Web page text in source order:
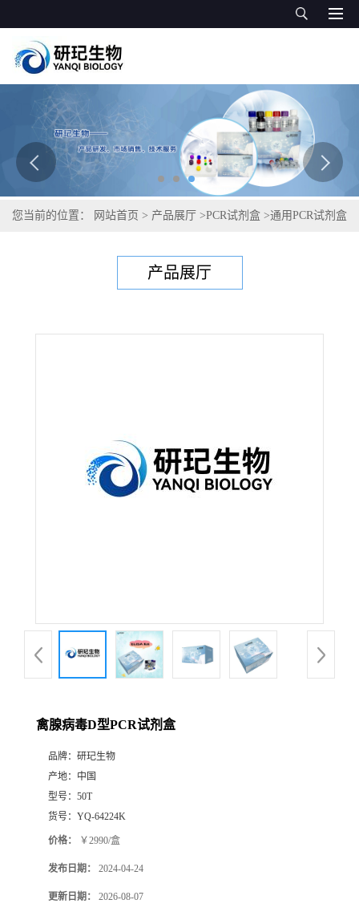
您当前的位置： 网站首页 > 产品展厅 >PCR试剂盒 >通用PCR试剂盒
产品展厅
禽腺病毒D型PCR试剂盒
品牌： 研玘生物
产地： 中国
型号： 50T
货号： YQ-64224K
价格： ￥2990/盒
发布日期： 2024-04-24
更新日期： 2026-08-07